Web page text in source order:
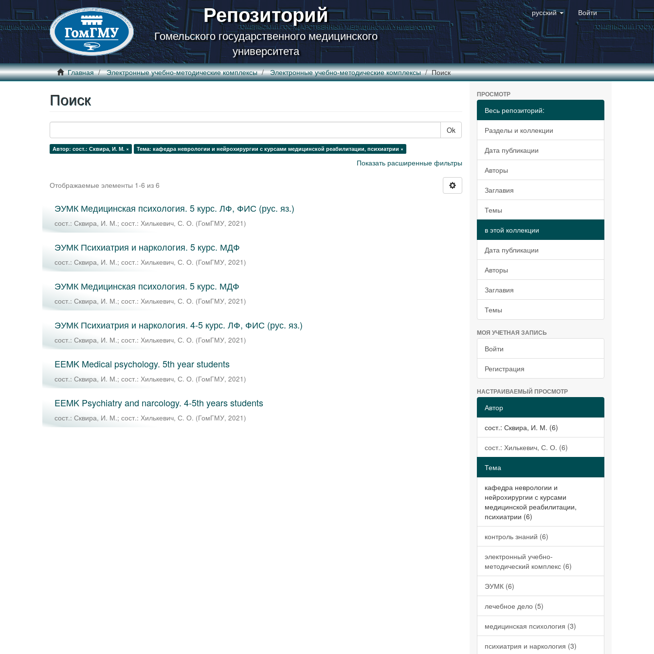
Репозиторий
Гомельского государственного медицинского
университета
русский Войти
Главная Электронные учебно-методические комплексы Электронные учебно-методические комплексы Поиск
Поиск
Ok
Автор: сост.: Сквира, И. М. × Тема: кафедра неврологии и нейрохирургии с курсами медицинской реабилитации, психиатрии ×
Показать расширенные фильтры
Отображаемые элементы 1-6 из 6
ЭУМК Медицинская психология. 5 курс. ЛФ, ФИС (рус. яз.)
сост.: Сквира, И. М.; сост.: Хилькевич, С. О. (ГомГМУ, 2021)
ЭУМК Психиатрия и наркология. 5 курс. МДФ
сост.: Сквира, И. М.; сост.: Хилькевич, С. О. (ГомГМУ, 2021)
ЭУМК Медицинская психология. 5 курс. МДФ
сост.: Сквира, И. М.; сост.: Хилькевич, С. О. (ГомГМУ, 2021)
ЭУМК Психиатрия и наркология. 4-5 курс. ЛФ, ФИС (рус. яз.)
сост.: Сквира, И. М.; сост.: Хилькевич, С. О. (ГомГМУ, 2021)
EEMK Medical psychology. 5th year students
сост.: Сквира, И. М.; сост.: Хилькевич, С. О. (ГомГМУ, 2021)
EEMK Psychiatry and narcology. 4-5th years students
сост.: Сквира, И. М.; сост.: Хилькевич, С. О. (ГомГМУ, 2021)
ПРОСМОТР
Весь репозиторий:
Разделы и коллекции
Дата публикации
Авторы
Заглавия
Темы
в этой коллекции
Дата публикации
Авторы
Заглавия
Темы
МОЯ УЧЕТНАЯ ЗАПИСЬ
Войти
Регистрация
НАСТРАИВАЕМЫЙ ПРОСМОТР
Автор
сост.: Сквира, И. М. (6)
сост.: Хилькевич, С. О. (6)
Тема
кафедра неврологии и
нейрохирургии с курсами
медицинской реабилитации,
психиатрии (6)
контроль знаний (6)
электронный учебно-
методический комплекс (6)
ЭУМК (6)
лечебное дело (5)
медицинская психология (3)
психиатрия и наркология (3)